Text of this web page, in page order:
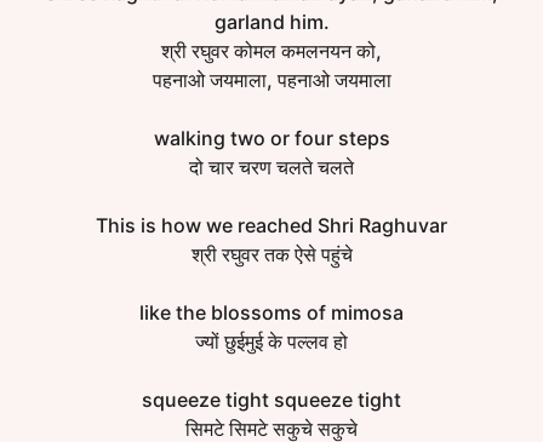
garland him.
श्री रघुवर कोमल कमलनयन को,
पहनाओ जयमाला, पहनाओ जयमाला
walking two or four steps
दो चार चरण चलते चलते
This is how we reached Shri Raghuvar
श्री रघुवर तक ऐसे पहुंचे
like the blossoms of mimosa
ज्यों छुईमुई के पल्‍लव हो
squeeze tight squeeze tight
सिमटे सिमटे सकुचे सकुचे